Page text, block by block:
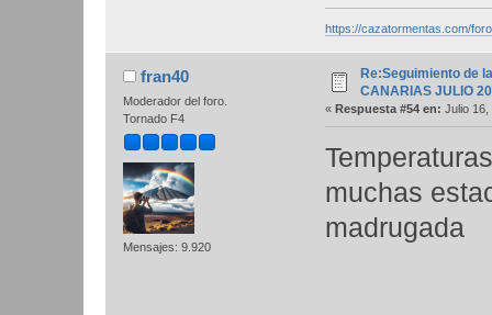
https://cazatormentas.com/
fran40
Moderador del foro.
Tornado F4
Mensajes: 9.920
Re:Seguimiento de
CANARIAS JULIO
« Respuesta #54 en: Julio 16,
muchas
madrugada